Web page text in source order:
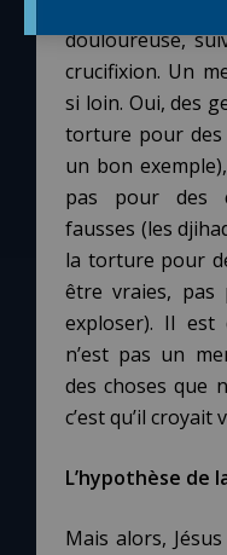
douloureuse,
crucifixion. Un
si loin. Oui, des
torture pour des
un bon
pas pour des
fausses (les
la torture pour
être vraies,
exploser). Il est
n’est pas un
des choses que
c’est qu’il croyait
L’hypothèse de
Mais alors,